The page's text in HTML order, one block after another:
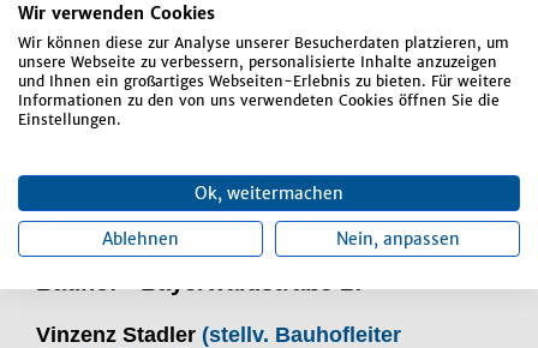
Wir verwenden Cookies
Wir können diese zur Analyse unserer Besucherdaten platzieren, um
unsere Webseite zu verbessern, personalisierte Inhalte anzuzeigen
und Ihnen ein großartiges Webseiten-Erlebnis zu bieten. Für weitere
Informationen zu den von uns verwendeten Cookies öffnen Sie die
Einstellungen.
Ok, weitermachen
Ablehnen Nein, anpassen
Straßen, Wege, Plätze und Brücken
(Bauunterhalt)
Straßenreinigung
Verkehrszeichen
Vinzenz Stadler (stellv. Bauhofleiter